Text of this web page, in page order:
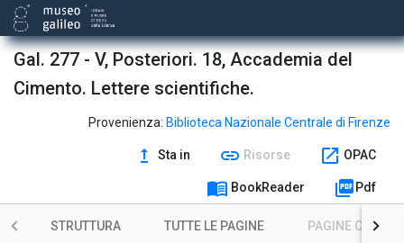
Gal. 277 - V, Posteriori. 18, Accademia del
Cimento. Lettere scientifiche.
Provenienza: Biblioteca Nazionale Centrale di Firenze
upgrade Sta in link Risorse open_in_new OPAC
menu_book BookReader picture_as_pdf Pdf
STRUTTURA TUTTE LE PAGINE PAGINE CON